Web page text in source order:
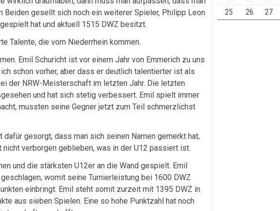
Beiden gesellt sich noch ein weiterer Spieler, Philipp Leon
hat und aktuell 1515 DWZ besitzt.
Talente, die vom Niederrhein kommen.
Emil Schuricht ist vor einem Jahr von Emmerich zu uns
schon vorher, aber dass er deutlich talentierter ist als
der NRW-Meisterschaft im letzten Jahr. Die letzten
und hat sich stetig verbessert. Emil spielt immer
mussten seine Gegner jetzt zum Teil schmerzlichst
gesorgt, dass man sich seinen Namen gemerkt hat,
verborgen geblieben, was in der U12 passiert ist.
und die stärksten U12er an die Wand gespielt. Emil
womit seine Turnierleistung bei 1600 DWZ
einbringt. Emil steht somit zurzeit mit 1395 DWZ in
aus sieben Spielen. Eine so hohe Punktzahl hat noch
25
26 27